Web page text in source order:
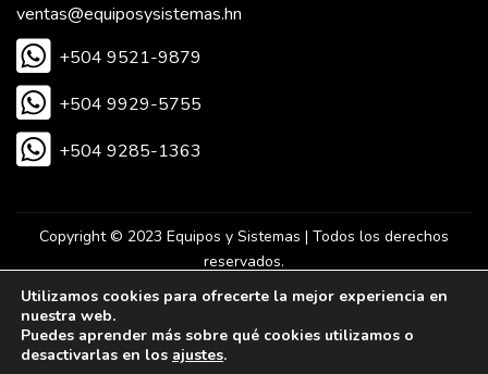
ventas@equiposysistemas.hn
+504 9521-9879
+504 9929-5755
+504 9285-1363
Copyright © 2023 Equipos y Sistemas | Todos los derechos
reservados.
Desarrollado por Eureka Agencia Digital.
Utilizamos cookies para ofrecerte la mejor experiencia en
nuestra web.
Puedes aprender más sobre qué cookies utilizamos o
desactivarlas en los ajustes.